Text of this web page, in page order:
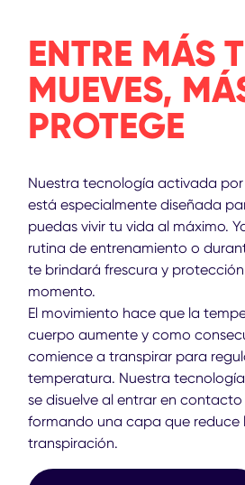
ENTRE MÁS
MUEVES,
PROTEGE
Nuestra tecnología activada
está especialmente diseñada
puedas vivir tu vida al máximo.
rutina de entrenamiento o
te brindará frescura y
momento.
El movimiento hace que la
cuerpo aumente y como
comience a transpirar para
temperatura. Nuestra
se disuelve al entrar en contacto
formando una capa que
transpiración.